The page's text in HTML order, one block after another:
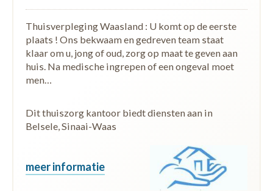
Thuisverpleging Waasland : U komt op de eerste
plaats ! Ons bekwaam en gedreven team staat
klaar om u, jong of oud, zorg op maat te geven aan
huis. Na medische ingrepen of een ongeval moet
men…
Dit thuiszorg kantoor biedt diensten aan in
Belsele, Sinaai-Waas
meer informatie